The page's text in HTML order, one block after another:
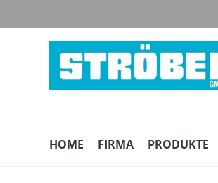
HOME FIRMA PRODUKTE